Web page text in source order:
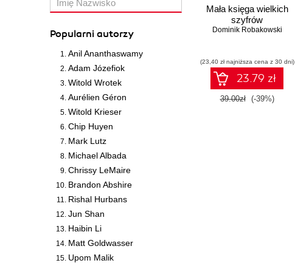
Popularni autorzy
Anil Ananthaswamy
Adam Józefiok
Witold Wrotek
Aurélien Géron
Witold Krieser
Chip Huyen
Mark Lutz
Michael Albada
Chrissy LeMaire
Brandon Abshire
Rishal Hurbans
Jun Shan
Haibin Li
Matt Goldwasser
Upom Malik
Mała księga wielkich
szyfrów
Dominik Robakowski
(23,40 zł najniższa cena z 30 dni)
23.79 zł
39.00zł (-39%)